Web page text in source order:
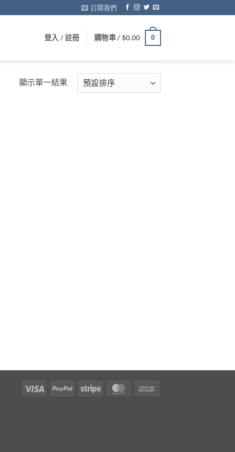
訂閱我們
登入 / 註冊 購物車 /$0.00 0
顯示單一結果
Visa PayPal Stripe MasterCard